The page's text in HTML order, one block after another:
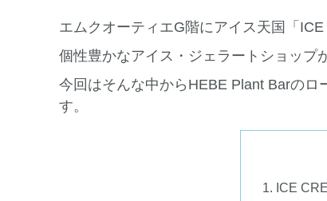
エムクオーティエG階にアイス天国「ICE
個性豊かなアイス・ジェラートショップ
今回はそんな中からHEBE Plant Barのロ
す。
ICE